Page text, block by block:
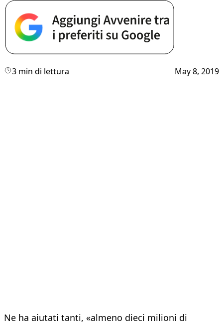
3 min di lettura May 8, 2019
Ne ha aiutati tanti, «almeno dieci milioni di